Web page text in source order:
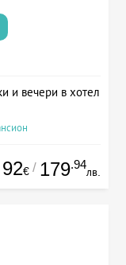
и вечери в хотел
92€ / 179.94
лв.